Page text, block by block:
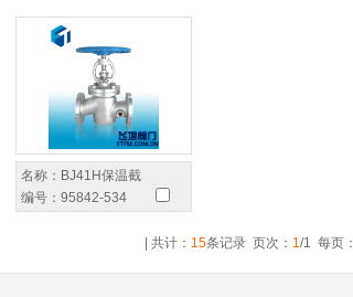
名称： BJ41H保温截
编号： 95842-534
| 共计： 15条记录 页次： 1/1 每页：